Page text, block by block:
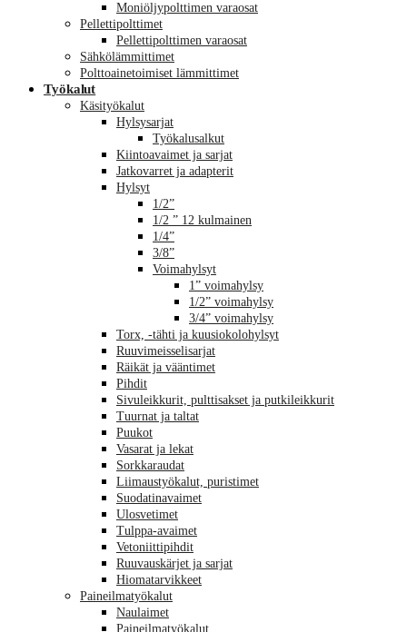
Moniöljypolttimen varaosat
Pellettipolttimet
Pellettipolttimen varaosat
Sähkölämmittimet
Polttoainetoimiset lämmittimet
Työkalut
Käsityökalut
Hylsysarjat
Työkalusalkut
Kiintoavaimet ja sarjat
Jatkovarret ja adapterit
Hylsyt
1/2”
1/2 ” 12 kulmainen
1/4”
3/8”
Voimahylsyt
1” voimahylsy
1/2” voimahylsy
3/4” voimahylsy
Torx, -tähti ja kuusiokolohylsyt
Ruuvimeisselisarjat
Räikät ja vääntimet
Pihdit
Sivuleikkurit, pulttisakset ja putkileikkurit
Tuurnat ja taltat
Puukot
Vasarat ja lekat
Sorkkaraudat
Liimaustyökalut, puristimet
Suodatinavaimet
Ulosvetimet
Tulppa-avaimet
Vetoniittipihdit
Ruuvauskärjet ja sarjat
Hiomatarvikkeet
Paineilmatyökalut
Naulaimet
Paineilmatyökalut